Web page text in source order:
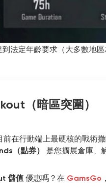
法定年齡要求（大多數地
（暗區突圍）
在行動端上最硬核的戰術
（點券） 是您擴展倉庫、
儲值 優惠嗎？在 GamsGo